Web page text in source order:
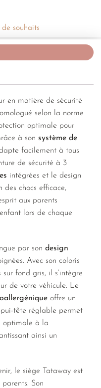
souhaits
en matière de sécurité
selon la norme
optimale pour
à son système de
facilement à tous
de sécurité à 3
intégrées et le design
des chocs efficace,
aux parents
lors de chaque
par son design
Avec son coloris
sur fond gris, il s’intègre
de votre véhicule. Le
offre un
tête réglable permet
optimale à la
ainsi un
le siège Tataway est
Son